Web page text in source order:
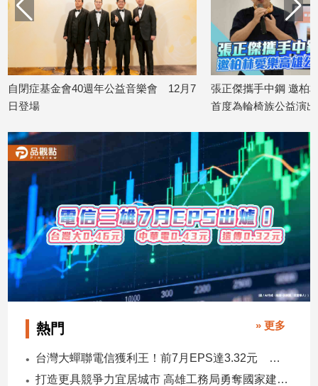
遊/
美
座/
命
理
費
健
康/
親
子/
感
情
藝
術
文
創
影
推
年公益音樂會 12月7
張正傑攜手中鋼 邀柏林愛樂12把大提琴
首度為輪椅族公益演出
熱門 » 更多
台灣大蟬聯電信獲利王！前7月EPS達3.32元 中華電3.11、遠傳2.46元
打造更具競爭力宜居城市 高雄工務局勇奪國家建築界9大獎